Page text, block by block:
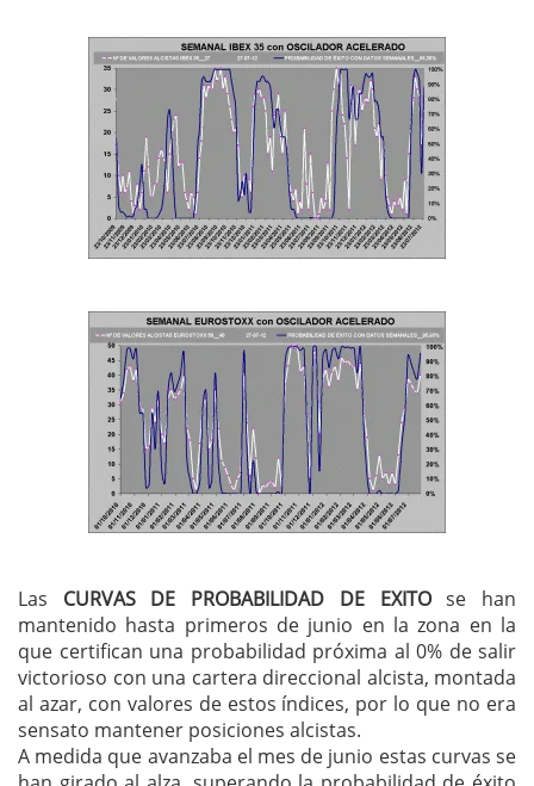
Las CURVAS DE PROBABILIDAD DE EXITOse han
mantenido hasta primeros de junio en la zona en la
que certifican una probabilidad próxima al 0% de salir
victorioso con una cartera direccional alcista, montada
al azar, con valores de estos índices, por lo que no era
sensato mantener posiciones alcistas.
A medida que avanzaba el mes de junio estas curvas se